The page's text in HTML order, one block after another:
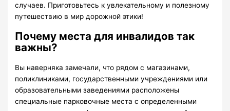
случаев. Приготовьтесь к увлекательному и полезному
путешествию в мир дорожной этики!
Почему места для инвалидов так
важны?
Вы наверняка замечали, что рядом с магазинами,
поликлиниками, государственными учреждениями или
образовательными заведениями расположены
специальные парковочные места с определенными